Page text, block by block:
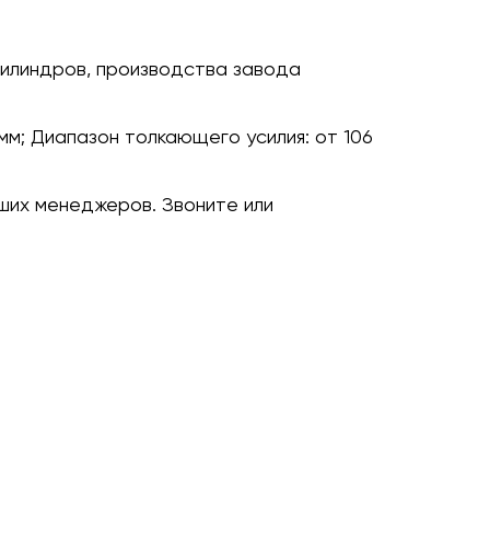
производства завода
Диапазон толкающего усилия: от 106
менеджеров. Звоните или